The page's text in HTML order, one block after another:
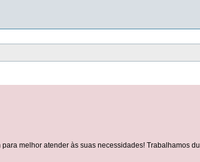
melhor atender às suas necessidades! Trabalhamos